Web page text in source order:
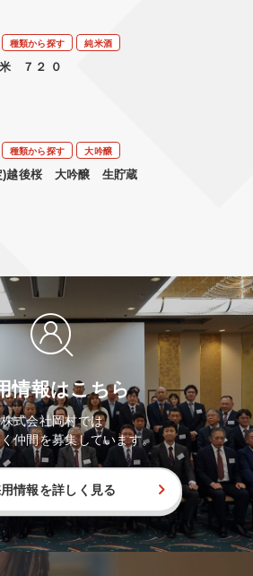
種類から探す
純米酒
７２ ０
種類から探す
大吟醸
)越後桜 大吟醸 生貯蔵
情報はこちら
株式会社岡村では
仲間を募集しています。
情報を詳しく見る